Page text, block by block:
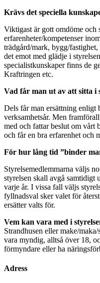
Krävs det speciella
Viktigast är gott omdöme och
erfarenheter/kompetenser
trädgård/mark, bygg/
det emot med glädje i
specialistkunskaper finns de
Kraftringen etc.
Vad får man ut av att sitta i
Dels får man ersättning enligt
verksamhetsår. Men
med och fattar beslut om vårt
och får en bra erfarenhet och
För hur lång tid ”binder
Styrelsemedlemmarna väljs
styrelsen skall avgå samtidigt
varje år. I vissa fall väljs
fyllnadsval sker valet för
ersätter valts för.
Vem kan vara med i
Strandhusen eller make/
vara myndig, alltså över 18,
förmyndare eller ha
Adress